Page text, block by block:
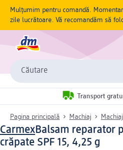
Mulțumim pentru comandă.
zile lucrătoare. Vă recomandăm să
Căutare
Transport
Pagina principală Machiaj
CarmexBalsam reparator
crăpate SPF 15, 4,25 g